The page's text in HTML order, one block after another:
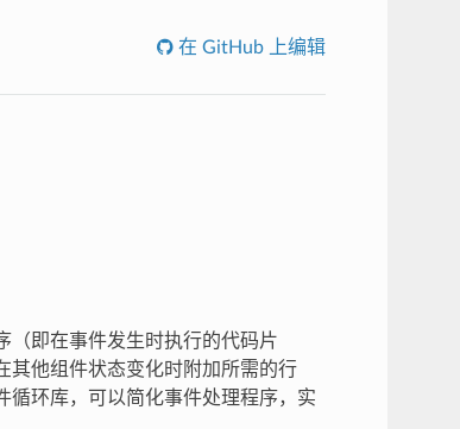
在 GitHub 上编辑
（即在事件发生时执行的代码片
其他组件状态变化时附加所需的行
循环库，可以简化事件处理程序，实